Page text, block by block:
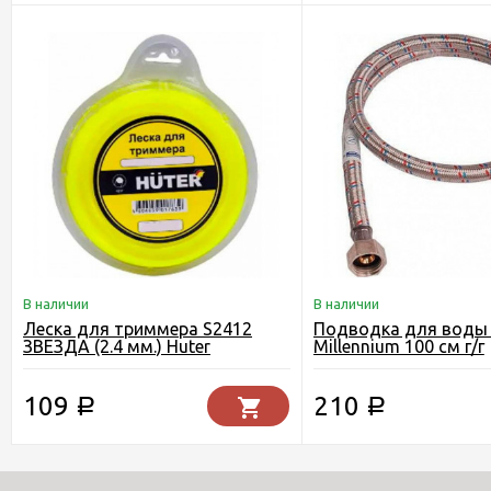
В наличии
Леска для триммера S2412
ЗВЕЗДА (2.4 мм.) Huter
109 Р
В наличии
Подводка для воды
Millennium 100 см г/г
210 Р